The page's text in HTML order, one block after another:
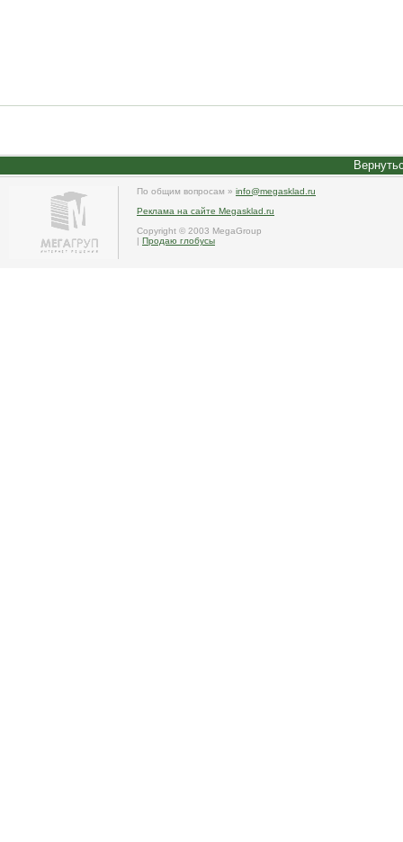
По общим вопросам » info@megasklad.ru
Реклама на сайте Megasklad.ru
Copyright © 2003 MegaGroup
| Продаю глобусы